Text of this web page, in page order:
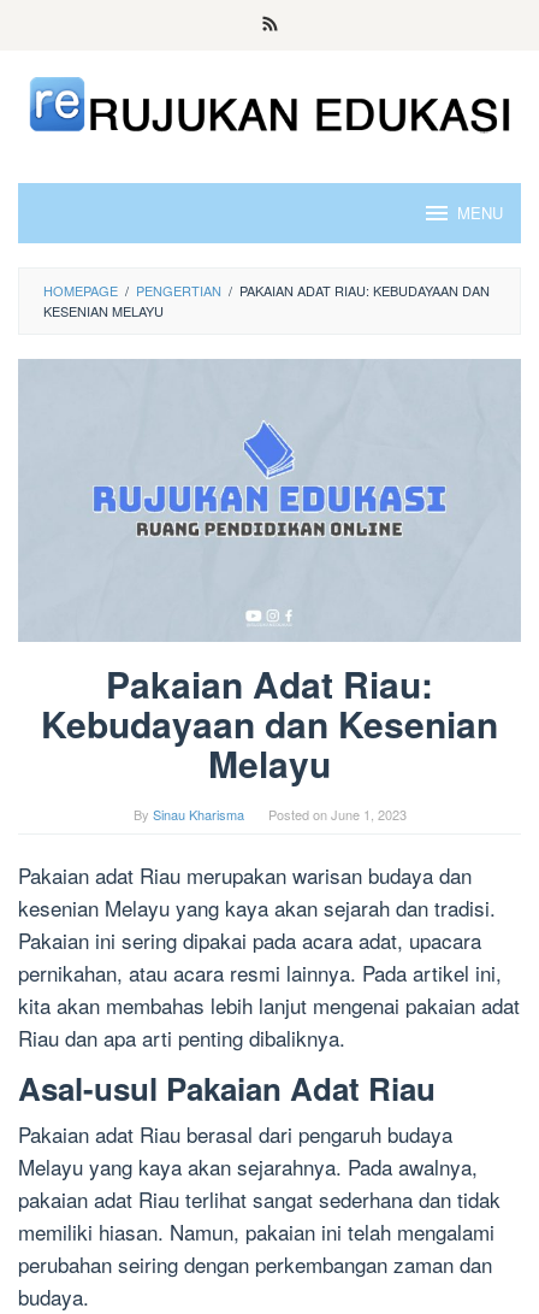
content
MENU
HOMEPAGE / PENGERTIAN / PAKAIAN ADAT RIAU: KEBUDAYAAN DAN
KESENIAN MELAYU
Pakaian Adat Riau:
Kebudayaan dan Kesenian
Melayu
By Sinau Kharisma Posted onJune 1, 2023
Pakaian adat Riau merupakan warisan budaya dan
kesenian Melayu yang kaya akan sejarah dan tradisi.
Pakaian ini sering dipakai pada acara adat, upacara
pernikahan, atau acara resmi lainnya. Pada artikel ini,
kita akan membahas lebih lanjut mengenai pakaian adat
Riau dan apa arti penting dibaliknya.
Asal-usul Pakaian Adat Riau
Pakaian adat Riau berasal dari pengaruh budaya
Melayu yang kaya akan sejarahnya. Pada awalnya,
pakaian adat Riau terlihat sangat sederhana dan tidak
memiliki hiasan. Namun, pakaian ini telah mengalami
perubahan seiring dengan perkembangan zaman dan
budaya.